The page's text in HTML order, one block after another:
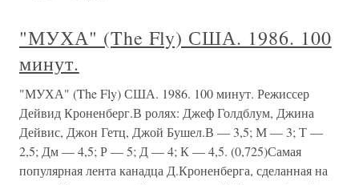
"МУХА" (The Fly) США. 1986. 100
минут.
"МУХА" (The Fly) США. 1986. 100 минут. Режиссер
Дейвид Кроненберг.В ролях: Джеф Голдблум, Джина
Дейвис, Джон Гетц, Джой Бушел.В — 3,5; М — 3; Т —
2,5; Дм — 4,5; Р — 5; Д — 4; К — 4,5. (0,725)Самая
популярная лента канадца Д.Кроненберга, сделанная на